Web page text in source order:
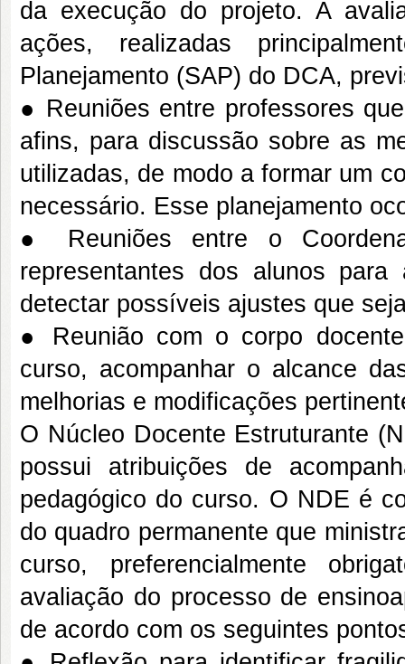
da execução do projeto. A
ações, realizadas
Planejamento (SAP) do DCA,
● Reuniões entre professores
afins, para discussão sobre as
utilizadas, de modo a formar um
necessário. Esse planejamento
● Reuniões entre o
representantes dos alunos
detectar possíveis ajustes que
● Reunião com o corpo
curso, acompanhar o alcance
melhorias e modificações
O Núcleo Docente Estruturante
possui atribuições de
pedagógico do curso. O NDE é
do quadro permanente que
curso, preferencialmente
avaliação do processo de
de acordo com os seguintes